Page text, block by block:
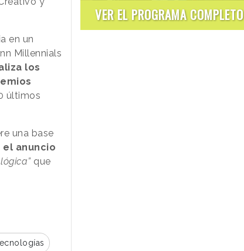
en un
Millennials
los
últimos
una base
anuncio
que
VER EL PROGRAMA COMPLETO